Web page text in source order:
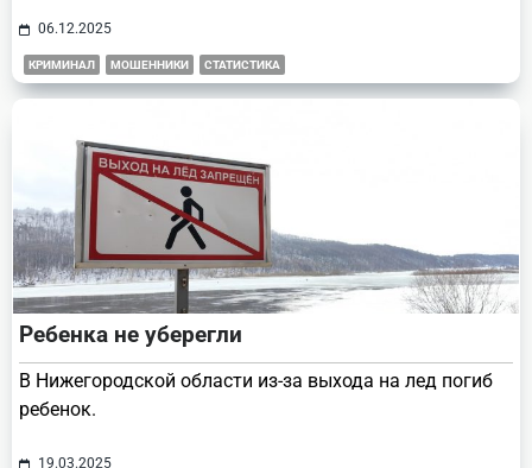
06.12.2025
КРИМИНАЛ МОШЕННИКИ СТАТИСТИКА
Ребенка не уберегли
В Нижегородской области из-за выхода на лед погиб
ребенок.
19.03.2025